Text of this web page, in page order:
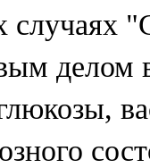
случаях
делом